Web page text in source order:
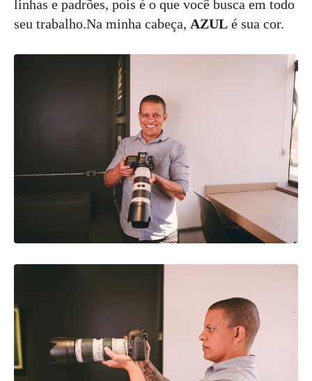
linhas e padrões, pois é o que você busca em todo
seu trabalho.Na minha cabeça, AZUL é sua cor.